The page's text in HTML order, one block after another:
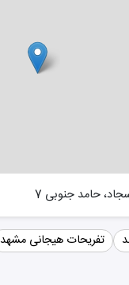
حامد جنوبی 7
تفریحات هیجانی مشهد